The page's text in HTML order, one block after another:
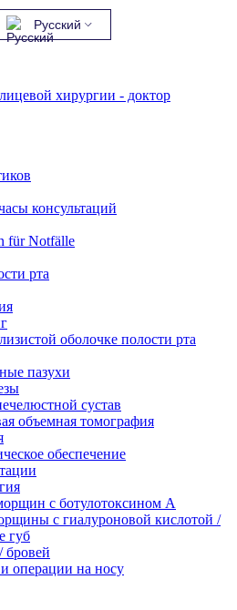
Русский
хирургии - доктор
консультаций
für Notfälle
рта
оболочке полости рта
пазухи
сустав
объемная томография
обеспечение
с ботулотоксином А
с гиалуроновой кислотой /
губ
бровей
операции на носу